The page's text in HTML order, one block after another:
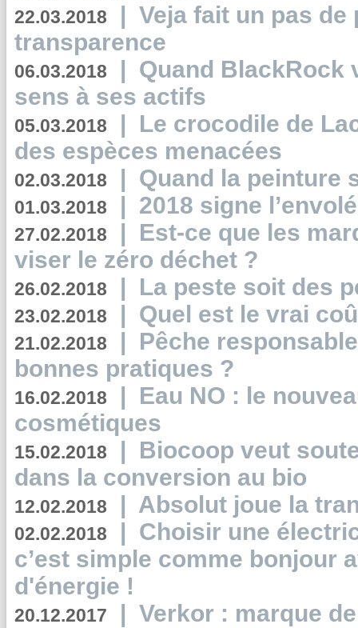
22.03.2018 | Veja fait un pas de
transparence
06.03.2018 | Quand BlackRock
sens à ses actifs
05.03.2018 | Le crocodile de
des espèces menacées
02.03.2018 | Quand la peinture
01.03.2018 | 2018 signe
27.02.2018 | Est-ce que les
viser le zéro déchet ?
26.02.2018 | La peste soit des
23.02.2018 | Quel est le vrai
21.02.2018 | Pêche
bonnes pratiques ?
16.02.2018 | Eau NO : le
cosmétiques
15.02.2018 | Biocoop veut
dans la conversion au bio
12.02.2018 | Absolut joue la
02.02.2018 | Choisir une
c’est simple comme bonjour
d'énergie !
20.12.2017 | Verkor : marque